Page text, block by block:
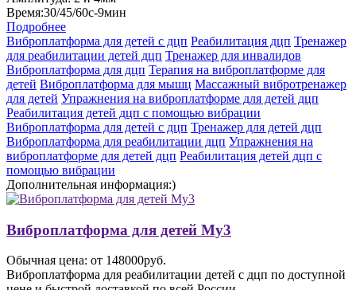
Время:30/45/60с-9мин
Подробнее
Виброплатформа для детей с дцп Реабилитация дцп Тренажер
для реабилитации детей дцп Тренажер для инвалидов
Виброплатформа для дцп Терапия на виброплатформе для
детей Виброплатформа для мышц Массажный вибротренажер
для детей Упражнения на виброплатформе для детей дцп
Реабилитация детей дцп с помощью вибрации
Виброплатформа для детей с дцп Тренажер для детей дцп
Виброплатформа для реабилитации дцп Упражнения на
виброплатформе для детей дцп Реабилитация детей дцп с
помощью вибрации
Дополнительная информация:)
Виброплатформа для детей My3
Обычная цена: от 148000руб.
Виброплатформа для реабилитации детей с дцп по доступной